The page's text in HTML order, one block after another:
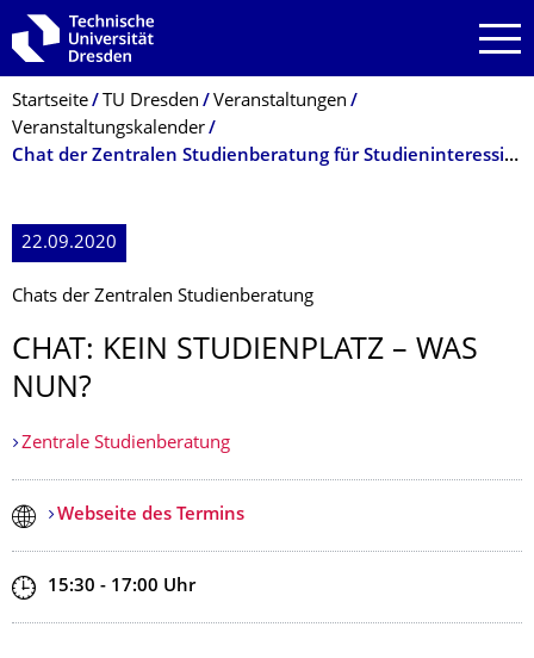
Zur Hauptnavigation springen
Zur Suche springen
Zum Inhalt springen
Breadcrumb-Menü
Startseite TU Dresden
Veranstaltungen
Veranstaltungskalender
Chat der Zentralen Studienberatung für Studieninteressierte: Kein Studienplatz – was nun?
22.09.2020
Chats der Zentralen Studienberatung
CHAT: KEIN STUDIENPLATZ – WAS
NUN?
Zentrale Studienberatung
Webseite des Termins
Zeit
15:30 - 17:00 Uhr